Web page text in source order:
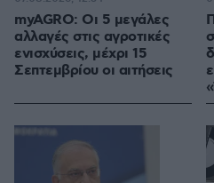
myAGRO: Οι 5 μεγάλες
αλλαγές στις αγροτικές
ενισχύσεις, μέχρι 15
Σεπτεμβρίου οι αιτήσεις